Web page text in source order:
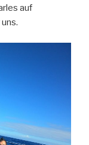
auf